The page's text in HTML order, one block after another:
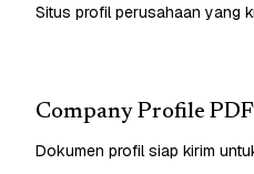
Situs profil perusahaan yang
Company Profile PDF
Dokumen profil siap kirim